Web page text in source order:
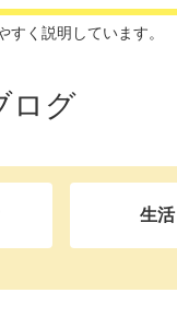
く説明しています。
ログ
生活